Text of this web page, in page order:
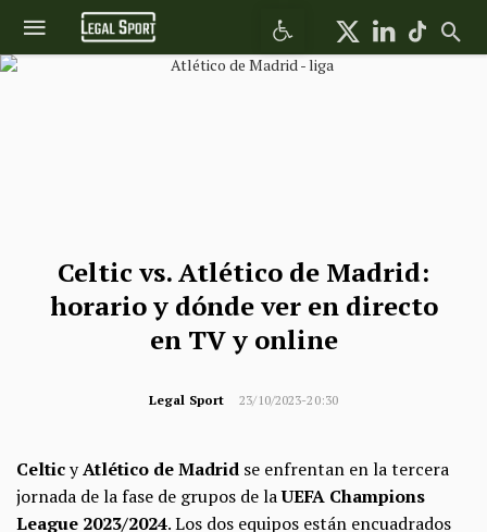
Abrir barra de herramientas
Celtic vs. Atlético de Madrid:
horario y dónde ver en directo
en TV y online
Legal Sport 23/10/2023-20:30
CelticyAtlético de Madrid se enfrentan en la tercera
jornada de la fase de grupos de laUEFA Champions
League 2023/2024. Los dos equipos están encuadrados